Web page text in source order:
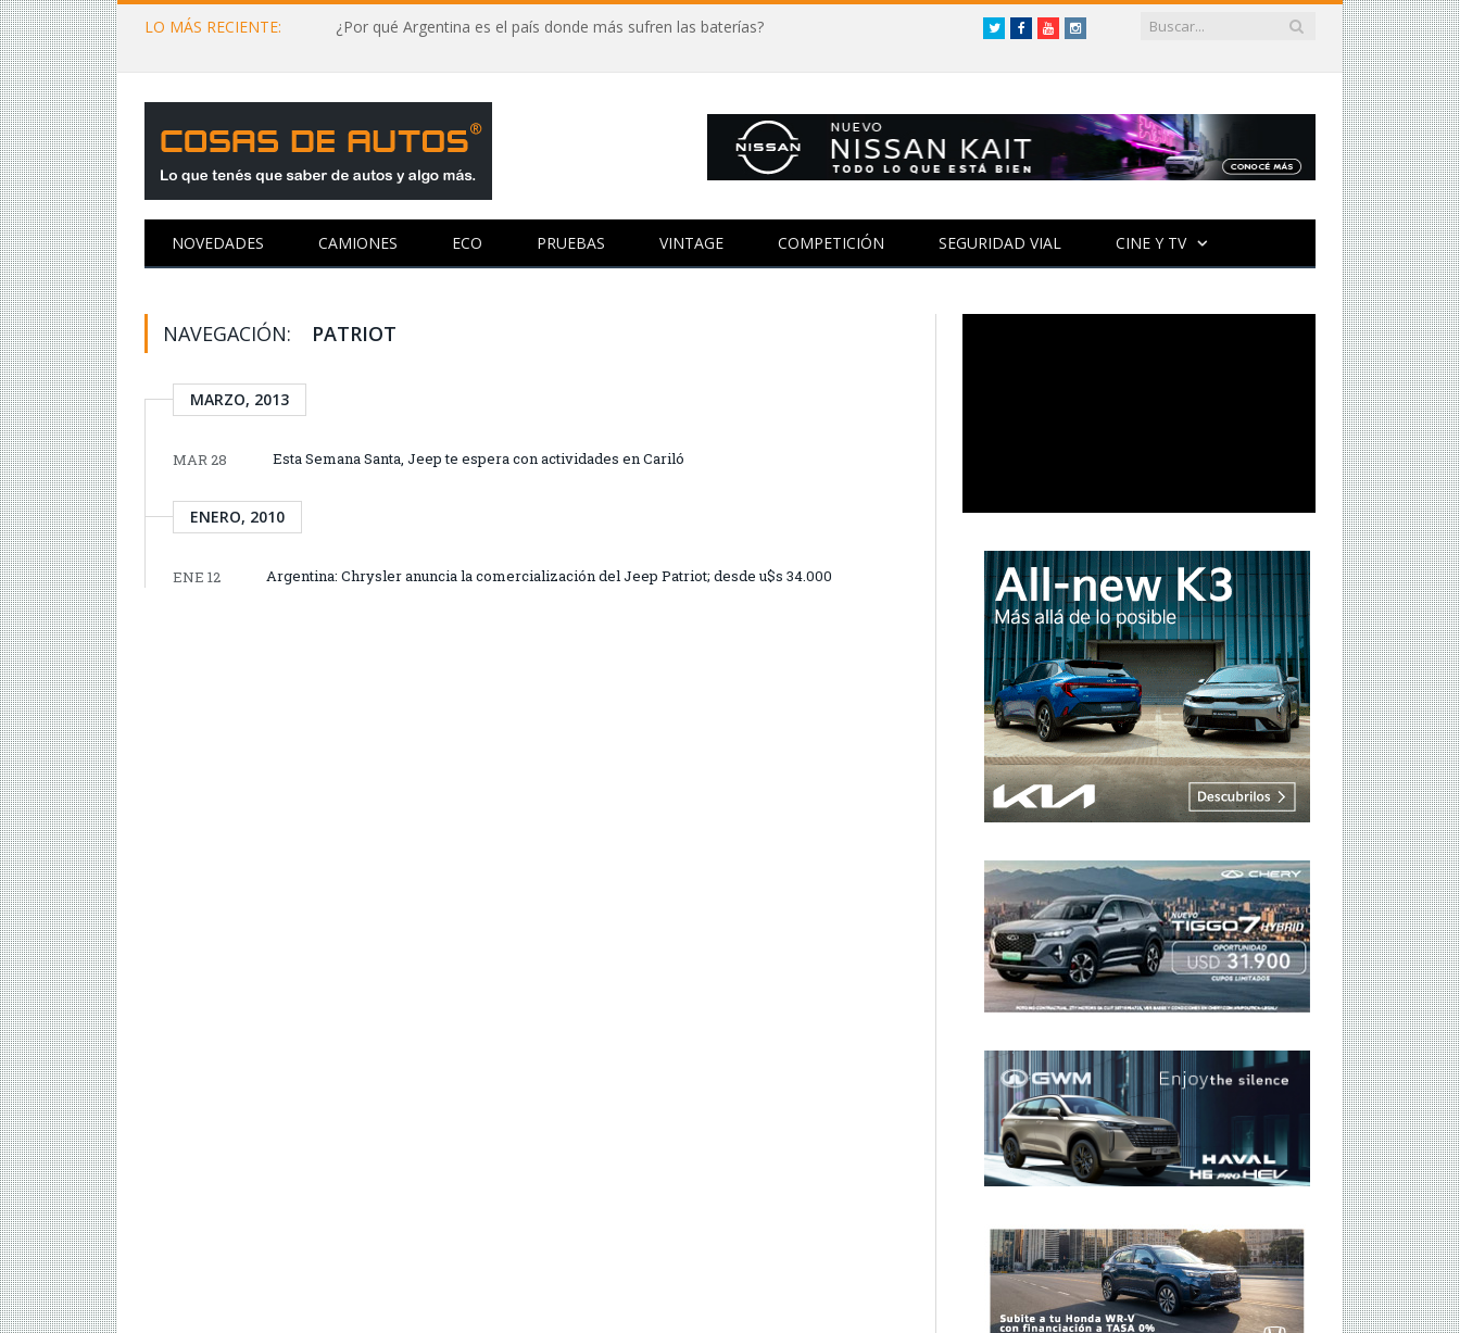
LO MÁS RECIENTE: ¿Por qué Argentina es el país donde más sufren las baterías? TwitterFacebookYouTubeInstagram
NOVEDADES CAMIONES ECO PRUEBAS VINTAGE COMPETICIÓN SEGURIDAD VIAL CINE Y TV
NAVEGACIÓN: PATRIOT
MARZO, 2013
MAR 28 Esta Semana Santa, Jeep te espera con actividades en Cariló
ENERO, 2010
ENE 12 Argentina: Chrysler anuncia la comercialización del Jeep Patriot; desde u$s 34.000